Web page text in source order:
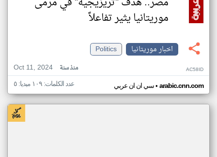
موريتانيا يثير تفاعلاً
اخبار موريتانيا
Politics
Oct 11, 2024
منذ سنة AC58ID
سي ان ان عربي• arabic.cnn.com عدد الكلمات: ١٠٩ ميديا: ٥